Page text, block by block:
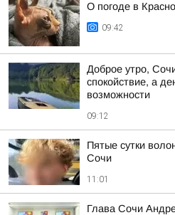
О погоде в
09:42
Доброе утро,
спокойствие, а
возможности
09:12
Пятые сутки
Сочи
11:01
Глава Сочи